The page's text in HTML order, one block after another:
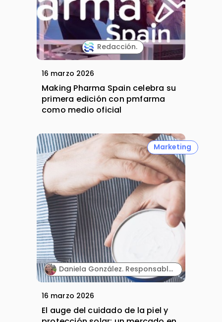
Redacción.
16 marzo 2026
Making Pharma Spain celebra su
primera edición con pmfarma
como medio oficial
Marketing
Daniela González. Responsable Comercial. Directia.
16 marzo 2026
El auge del cuidado de la piel y